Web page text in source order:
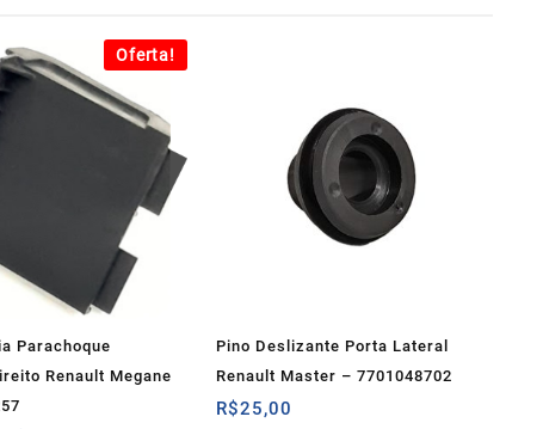
Oferta!
Parachoque
Renault Megane
Pino Deslizante Porta Lateral
Renault Master – 7701048702
R$25,00